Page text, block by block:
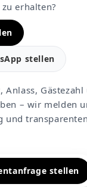
erhalten?
stellen
Anlass,
– wir melden
und
stellen